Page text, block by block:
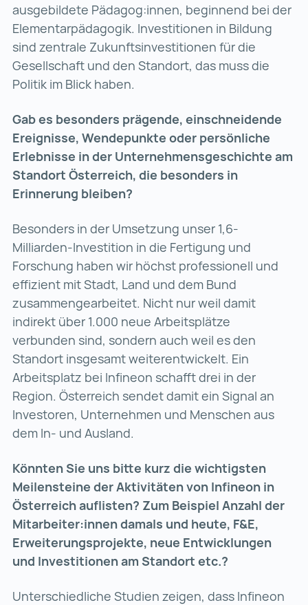
ausgebildete Pädagog:innen, beginnend bei der
Elementarpädagogik. Investitionen in Bildung
sind zentrale Zukunftsinvestitionen für die
Gesellschaft und den Standort, das muss die
Politik im Blick haben.
Gab es besonders prägende, einschneidende
Ereignisse, Wendepunkte oder persönliche
Erlebnisse in der Unternehmensgeschichte am
Standort Österreich, die besonders in
Erinnerung bleiben?
Besonders in der Umsetzung unser 1,6-
Milliarden-Investition in die Fertigung und
Forschung haben wir höchst professionell und
effizient mit Stadt, Land und dem Bund
zusammengearbeitet. Nicht nur weil damit
indirekt über 1.000 neue Arbeitsplätze
verbunden sind, sondern auch weil es den
Standort insgesamt weiterentwickelt. Ein
Arbeitsplatz bei Infineon schafft drei in der
Region. Österreich sendet damit ein Signal an
Investoren, Unternehmen und Menschen aus
dem In- und Ausland.
Könnten Sie uns bitte kurz die wichtigsten
Meilensteine der Aktivitäten von Infineon in
Österreich auflisten? Zum Beispiel Anzahl der
Mitarbeiter:innen damals und heute, F&E,
Erweiterungsprojekte, neue Entwicklungen
und Investitionen am Standort etc.?
Unterschiedliche Studien zeigen, dass Infineon